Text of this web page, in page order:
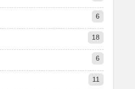
6
18
6
11